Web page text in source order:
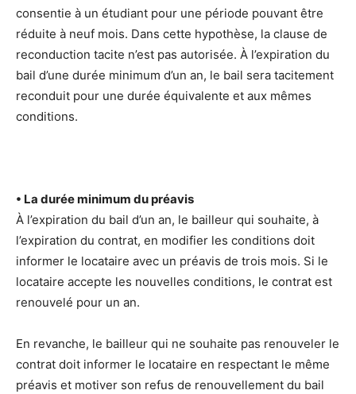
consentie à un étudiant pour une période pouvant être
réduite à neuf mois. Dans cette hypothèse, la clause de
reconduction tacite n’est pas autorisée. À l’expiration du
bail d’une durée minimum d’un an, le bail sera tacitement
reconduit pour une durée équivalente et aux mêmes
conditions.
• La durée minimum du préavis
À l’expiration du bail d’un an, le bailleur qui souhaite, à
l’expiration du contrat, en modifier les conditions doit
informer le locataire avec un préavis de trois mois. Si le
locataire accepte les nouvelles conditions, le contrat est
renouvelé pour un an.
En revanche, le bailleur qui ne souhaite pas renouveler le
contrat doit informer le locataire en respectant le même
préavis et motiver son refus de renouvellement du bail